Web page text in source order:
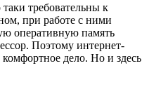
требовательны к
при работе с ними
оперативную память
Поэтому интернет-
дело. Но и здесь